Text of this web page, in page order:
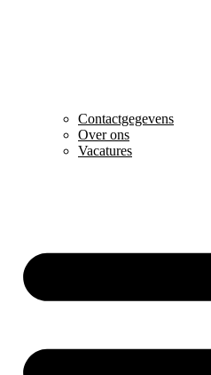
Contactgegevens
Over ons
Vacatures